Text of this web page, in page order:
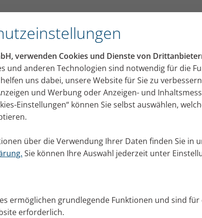
verwenden Cookies und Dienste von
und anderen Technologien sind notwendig für die
uns dabei, unsere Website für Sie zu
und Werbung oder Anzeigen- und
Einstellungen“ können Sie selbst auswählen,
über die Verwendung Ihrer Daten finden Sie in
Sie können Ihre Auswahl jederzeit unter
ermöglichen grundlegende Funktionen und sind
erforderlich.
aus der Praxis
des
27.09.2023: Prävention &
& Winter
nicht sehen können, liegt es
Weitere Informationen
mit Ihrem DocCheck Login